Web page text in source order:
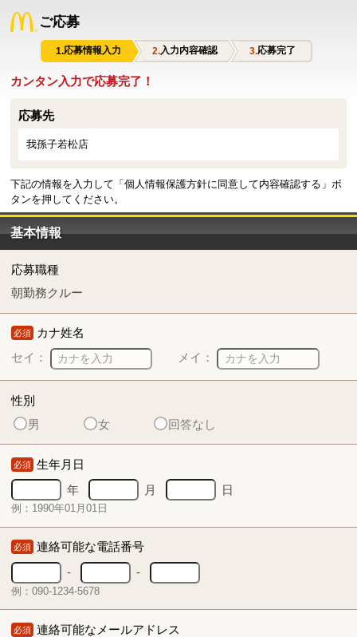
ご応募
応募情報入力 入力内容確認 応募完了
カンタン入力で応募完了！
応募先
我孫子若松店
下記の情報を入力して「個人情報保護方針に同意して内容確認する」ボ
タンを押してください。
基本情報
応募職種
朝勤務クルー
必須 カナ姓名
セイ：
メイ：
性別
男
女 回答なし
必須 生年月日
年
月 日
例：1990年01月01日
必須 連絡可能な電話番号
-
-
例：090-1234-5678
必須 連絡可能なメールアドレス